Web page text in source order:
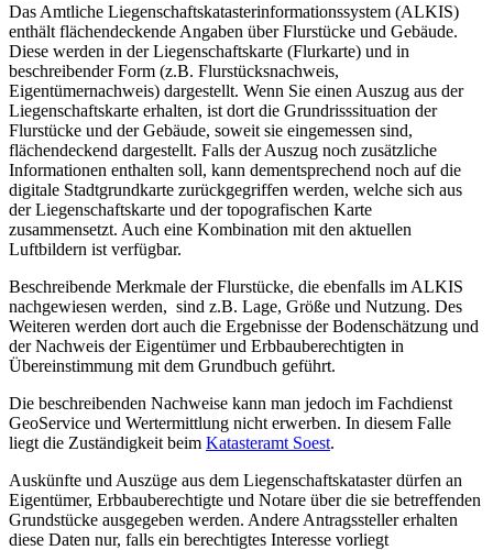
Das Amtliche Liegenschaftskatasterinformationssystem (ALKIS)
enthält flächendeckende Angaben über Flurstücke und Gebäude.
Diese werden in der Liegenschaftskarte (Flurkarte) und in
beschreibender Form (z.B. Flurstücksnachweis,
Eigentümernachweis) dargestellt. Wenn Sie einen Auszug aus der
Liegenschaftskarte erhalten, ist dort die Grundrisssituation der
Flurstücke und der Gebäude, soweit sie eingemessen sind,
flächendeckend dargestellt. Falls der Auszug noch zusätzliche
Informationen enthalten soll, kann dementsprechend noch auf die
digitale Stadtgrundkarte zurückgegriffen werden, welche sich aus
der Liegenschaftskarte und der topografischen Karte
zusammensetzt. Auch eine Kombination mit den aktuellen
Luftbildern ist verfügbar.
Beschreibende Merkmale der Flurstücke, die ebenfalls im ALKIS
nachgewiesen werden, sind z.B. Lage, Größe und Nutzung. Des
Weiteren werden dort auch die Ergebnisse der Bodenschätzung und
der Nachweis der Eigentümer und Erbbauberechtigten in
Übereinstimmung mit dem Grundbuch geführt.
Die beschreibenden Nachweise kann man jedoch im Fachdienst
GeoService und Wertermittlung nicht erwerben. In diesem Falle
liegt die Zuständigkeit beim Katasteramt Soest.
Auskünfte und Auszüge aus dem Liegenschaftskataster dürfen an
Eigentümer, Erbbauberechtigte und Notare über die sie betreffenden
Grundstücke ausgegeben werden. Andere Antragssteller erhalten
diese Daten nur, falls ein berechtigtes Interesse vorliegt